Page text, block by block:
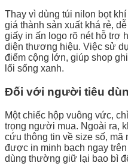
Thay vì dùng túi nilon bọt
giá thành sản xuất khá rẻ,
giấy in ấn logo rõ nét hỗ trợ
diện thương hiệu. Việc sử
điểm cộng lớn, giúp shop
lối sống xanh.
Đối với người tiêu
Một chiếc hộp vuông vức,
trọng người mua. Ngoài ra,
cứu thông tin về size số,
được in minh bạch ngay
dùng thường giữ lại bao bì